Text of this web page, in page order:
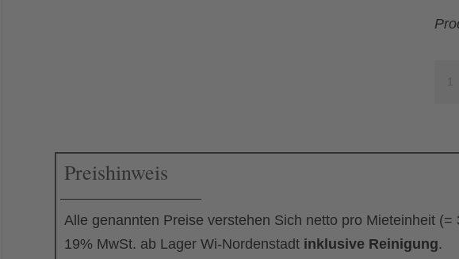
Preishinweis
Alle genannten Preise verstehen Sich netto pro Mieteinheit
19% MwSt. ab Lager Wi-Nordenstadt inklusive Reinigung.